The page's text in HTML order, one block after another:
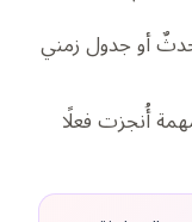
أو جدول زمني
أُنجزت فعلًا